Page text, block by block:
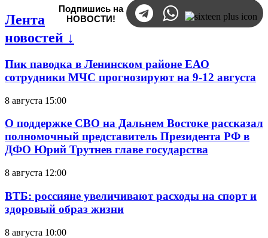
Подпишись на
НОВОСТИ!
Лента
новостей ↓
Пик паводка в Ленинском районе ЕАО
сотрудники МЧС прогнозируют на 9-12 августа
8 августа 15:00
О поддержке СВО на Дальнем Востоке рассказал
полномочный представитель Президента РФ в
ДФО Юрий Трутнев главе государства
8 августа 12:00
ВТБ: россияне увеличивают расходы на спорт и
здоровый образ жизни
8 августа 10:00